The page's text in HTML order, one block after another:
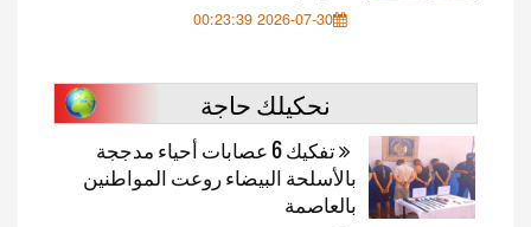
2026-07-30 00:23:39
نحكيلك حاجة
تفكيك 6 عصابات أحياء مدججة
بالأسلحة البيضاء روعت المواطنين
بالعاصمة